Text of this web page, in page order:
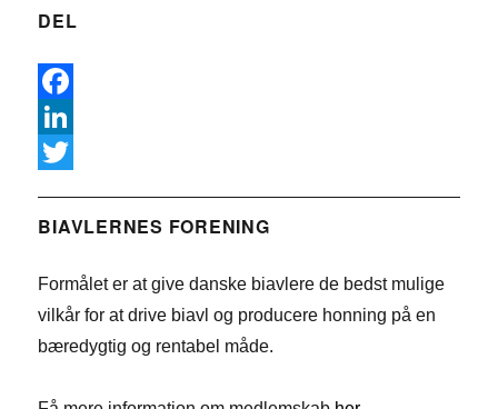
DEL
F
a
e
o
L
n
e
n
w
t
r
BIAVLERNES FORENING
Formålet er at give danske biavlere de bedst mulige
vilkår for at drive biavl og producere honning på en
bæredygtig og rentabel måde.